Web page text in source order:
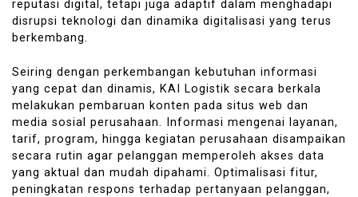
reputasi digital, tetapi juga adaptif dalam menghadapi
disrupsi teknologi dan dinamika digitalisasi yang terus
berkembang.
Seiring dengan perkembangan kebutuhan informasi
yang cepat dan dinamis, KAI Logistik secara berkala
melakukan pembaruan konten pada situs web dan
media sosial perusahaan. Informasi mengenai layanan,
tarif, program, hingga kegiatan perusahaan disampaikan
secara rutin agar pelanggan memperoleh akses data
yang aktual dan mudah dipahami. Optimalisasi fitur,
peningkatan respons terhadap pertanyaan pelanggan,